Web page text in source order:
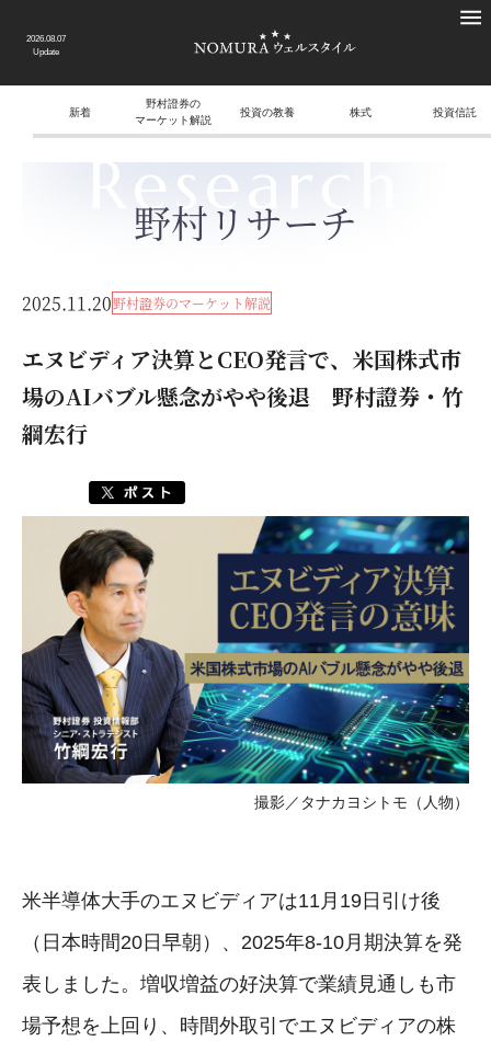
2026.08.07
Update
新着
野村證券の
マーケット解説
投資の教養 株式 投資信託
Research
野村リサーチ
2025.11.20野村證券のマーケット解説
エヌビディア決算とCEO発言で、米国株式市
場のAIバブル懸念がやや後退 野村證券・竹
綱宏行
撮影／タナカヨシトモ（人物）
米半導体大手のエヌビディアは11月19日引け後
（日本時間20日早朝）、2025年8-10月期決算を発
表しました。増収増益の好決算で業績見通しも市
場予想を上回り、時間外取引でエヌビディアの株